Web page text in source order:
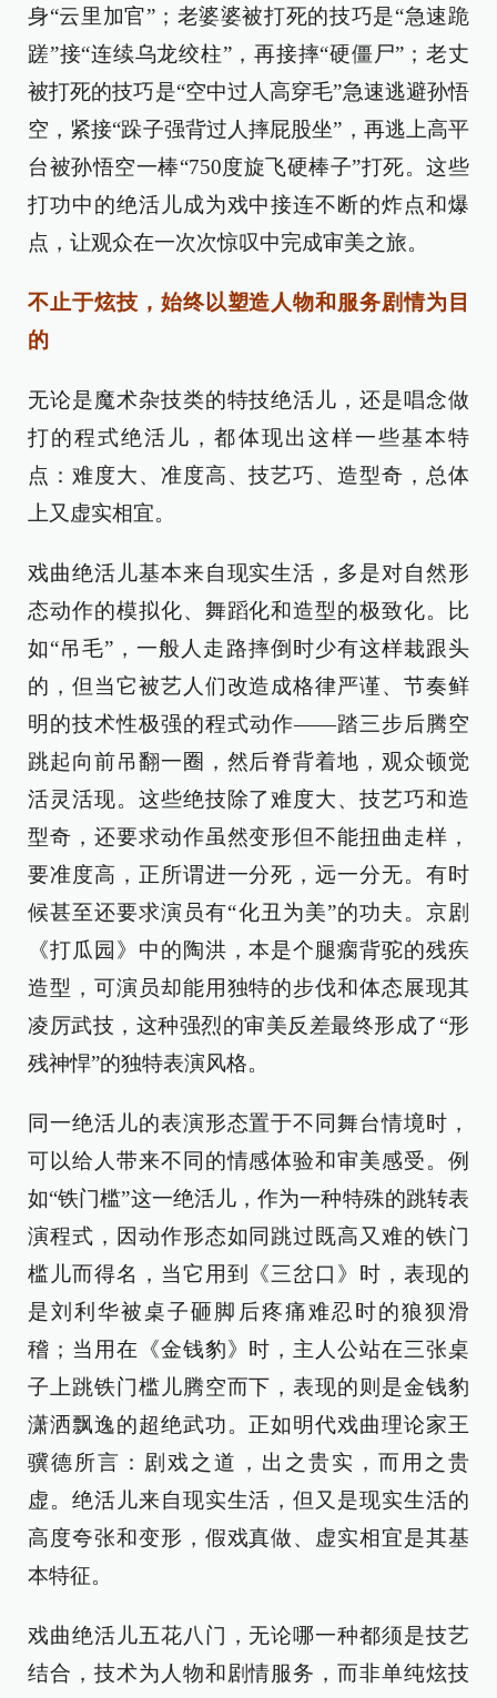
身“云里加官”；老婆婆被打死的技巧是“急速跪
蹉”接“连续乌龙绞柱”，再接摔“硬僵尸”；老丈
被打死的技巧是“空中过人高穿毛”急速逃避孙悟
空，紧接“跺子强背过人摔屁股坐”，再逃上高平
台被孙悟空一棒“750度旋飞硬棒子”打死。这些
打功中的绝活儿成为戏中接连不断的炸点和爆
点，让观众在一次次惊叹中完成审美之旅。
不止于炫技，始终以塑造人物和服务剧情为目
的
无论是魔术杂技类的特技绝活儿，还是唱念做
打的程式绝活儿，都体现出这样一些基本特
点：难度大、准度高、技艺巧、造型奇，总体
上又虚实相宜。
戏曲绝活儿基本来自现实生活，多是对自然形
态动作的模拟化、舞蹈化和造型的极致化。比
如“吊毛”，一般人走路摔倒时少有这样栽跟头
的，但当它被艺人们改造成格律严谨、节奏鲜
明的技术性极强的程式动作——踏三步后腾空
跳起向前吊翻一圈，然后脊背着地，观众顿觉
活灵活现。这些绝技除了难度大、技艺巧和造
型奇，还要求动作虽然变形但不能扭曲走样，
要准度高，正所谓进一分死，远一分无。有时
候甚至还要求演员有“化丑为美”的功夫。京剧
《打瓜园》中的陶洪，本是个腿瘸背驼的残疾
造型，可演员却能用独特的步伐和体态展现其
凌厉武技，这种强烈的审美反差最终形成了“形
残神悍”的独特表演风格。
同一绝活儿的表演形态置于不同舞台情境时，
可以给人带来不同的情感体验和审美感受。例
如“铁门槛”这一绝活儿，作为一种特殊的跳转表
演程式，因动作形态如同跳过既高又难的铁门
槛儿而得名，当它用到《三岔口》时，表现的
是刘利华被桌子砸脚后疼痛难忍时的狼狈滑
稽；当用在《金钱豹》时，主人公站在三张桌
子上跳铁门槛儿腾空而下，表现的则是金钱豹
潇洒飘逸的超绝武功。正如明代戏曲理论家王
骥德所言：剧戏之道，出之贵实，而用之贵
虚。绝活儿来自现实生活，但又是现实生活的
高度夸张和变形，假戏真做、虚实相宜是其基
本特征。
戏曲绝活儿五花八门，无论哪一种都须是技艺
结合，技术为人物和剧情服务，而非单纯炫技